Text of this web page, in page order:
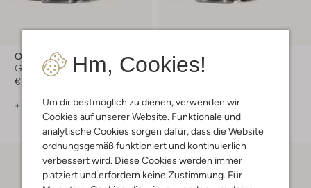
Hm, Cookies!
Um dir bestmöglich zu dienen, verwenden wir
Cookies auf unserer Website. Funktionale und
analytische Cookies sorgen dafür, dass die Website
ordnungsgemäß funktioniert und kontinuierlich
verbessert wird. Diese Cookies werden immer
platziert und erfordern keine Zustimmung. Für
Officine Napoli
Gürtel
€ 59,99
+ mehr farben
Officine Napoli
Gürtel
+ mehr farben